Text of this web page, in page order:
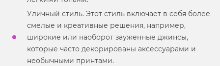
Уличный стиль. Этот стиль включает в себя более
смелые и креативные решения, например,
широкие или наоборот зауженные джинсы,
которые часто декорированы аксессуарами и
необычными принтами.